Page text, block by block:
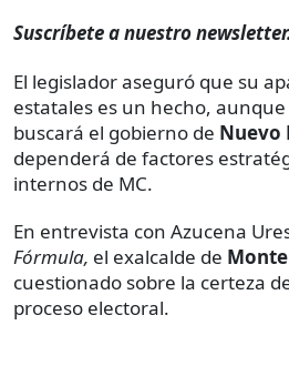
Suscríbete a nuestro newsletter.
El legislador aseguró que su
estatales es un hecho,
buscará el gobierno de Nuevo
dependerá de factores
internos de MC.
En entrevista con Azucena
Fórmula, el exalcalde de
cuestionado sobre la certeza
proceso electoral.